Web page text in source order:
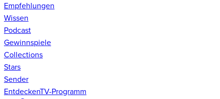
Empfehlungen
Wissen
Podcast
Gewinnspiele
Collections
Stars
Sender
EntdeckenTV-Programm